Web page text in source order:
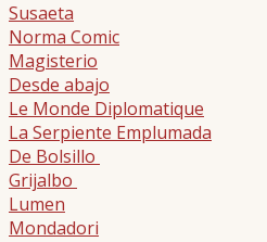
Susaeta
Norma Comic
Magisterio
Desde abajo
Le Monde Diplomatique
La Serpiente Emplumada
De Bolsillo
Grijalbo
Lumen
Mondadori